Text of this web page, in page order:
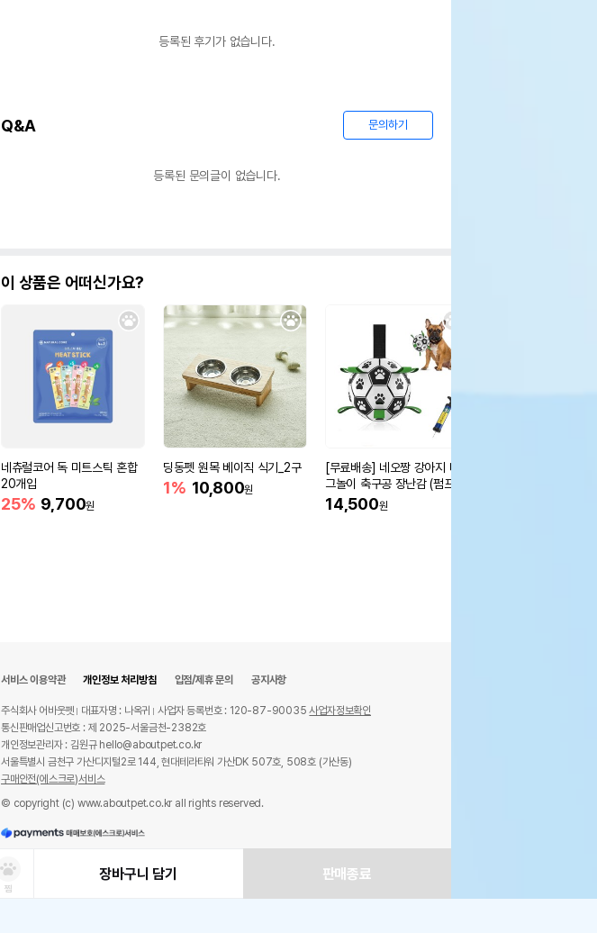
등록된 후기가 없습니다.
Q&A 문의하기
등록된 문의글이 없습니다.
이 상품은 어떠신가요?
네츄럴코어 독 미트스틱 혼합
20개입
25% 9,700원
딩동펫 원목 베이직 식기_2구
1% 10,800원
[무료배송] 네오짱 강아지 터
그놀이 축구공 장난감 (펌프 포
함)
14,500원
찜
장바구니 담기 판매종료
서비스 이용약관 개인정보 처리방침 입점/제휴 문의 공지사항
주식회사 어바웃펫 대표자명 : 나옥귀 사업자 등록번호 : 120-87-90035사업자정보확인
통신판매업신고번호 : 제 2025-서울금천-2382호
개인정보관리자 : 김원규 hello@aboutpet.co.kr
서울특별시 금천구 가산디지털2로 144, 현대테라타워 가산DK 507호, 508호 (가산동)
구매안전(에스크로)서비스
© copyright (c) www.aboutpet.co.kr all rights reserved.